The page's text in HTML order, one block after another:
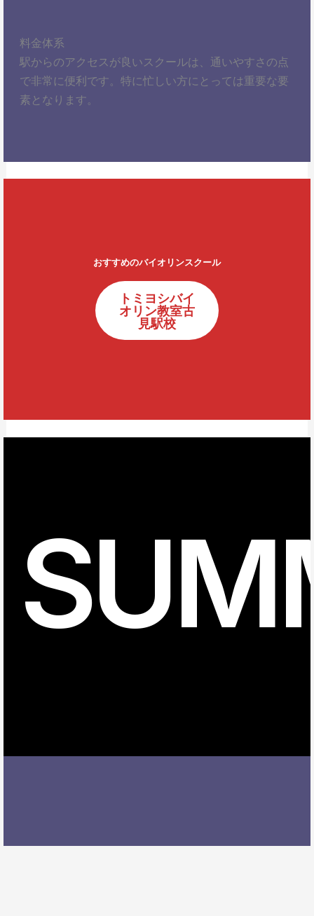
料金体系
駅からのアクセスが良いスクールは、通いやすさの点
で非常に便利です。特に忙しい方にとっては重要な要
素となります。
おすすめのバイオリンスクール
トミヨシバイ
オリン教室古
見駅校